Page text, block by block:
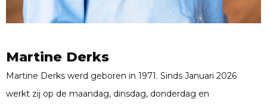
Martine Derks
Martine Derks werd geboren in 1971. Sinds Januari 2026
werkt zij op de maandag, dinsdag, donderdag en